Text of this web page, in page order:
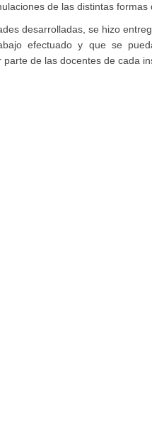
de las distintas formas
desarrolladas, se hizo
efectuado y que se
de las docentes de cada